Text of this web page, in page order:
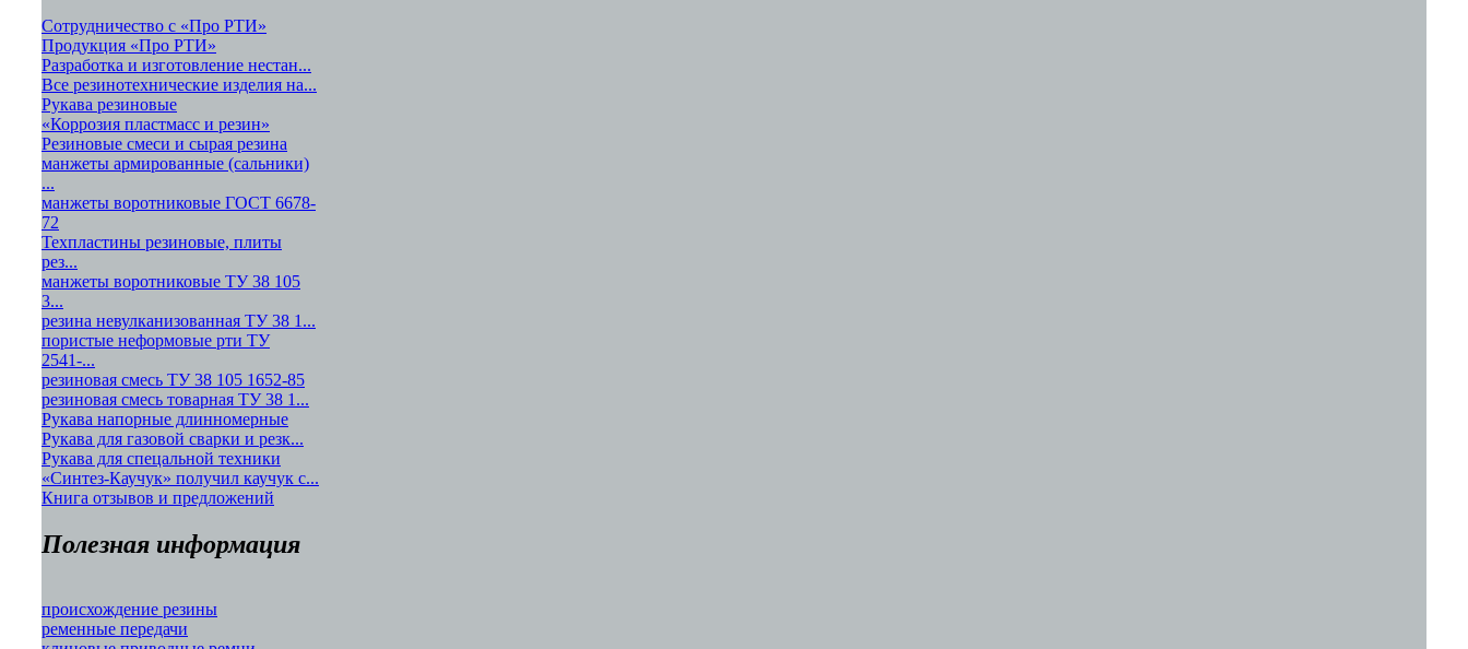
Сотрудничество с «Про РТИ»
Продукция «Про РТИ»
Разработка и изготовление нестан...
Все резинотехнические изделия на...
Рукава резиновые
«Коррозия пластмасс и резин»
Резиновые смеси и сырая резина
манжеты армированные (сальники)
...
манжеты воротниковые ГОСТ 6678-
72
Техпластины резиновые, плиты
рез...
манжеты воротниковые ТУ 38 105
3...
резина невулканизованная ТУ 38 1...
пористые неформовые рти ТУ
2541-...
резиновая смесь ТУ 38 105 1652-85
резиновая смесь товарная ТУ 38 1...
Рукава напорные длинномерные
Рукава для газовой сварки и резк...
Рукава для спецальной техники
«Синтез-Каучук» получил каучук с...
Книга отзывов и предложений
Полезная информация
происхождение резины
ременные передачи